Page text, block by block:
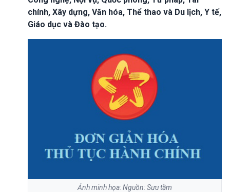
chính, Xây dựng, Văn hóa, Thể thao và Du lịch, Y tế,
Giáo dục và Đào tạo.
Ảnh minh họa: Nguồn: Sưu tầm